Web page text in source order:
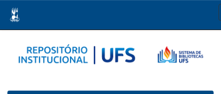
navigation